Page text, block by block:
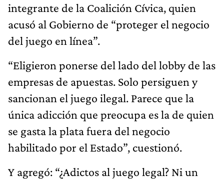
integrante de la Coalición Cívica, quien
acusó al Gobierno de “proteger el negocio
del juego en línea”.
“Eligieron ponerse del lado del lobby de las
empresas de apuestas. Solo persiguen y
sancionan el juego ilegal. Parece que la
única adicción que preocupa es la de quien
se gasta la plata fuera del negocio
habilitado por el Estado”, cuestionó.
Y agregó: “¿Adictos al juego legal? Ni un